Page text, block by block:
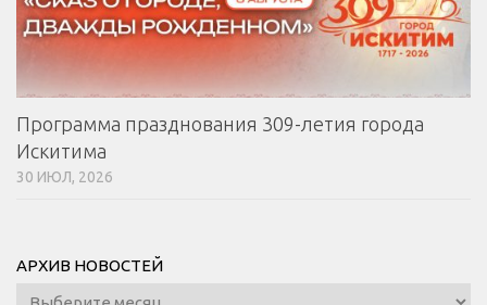
Программа празднования 309-летия города
Искитима
30 ИЮЛ, 2026
АРХИВ НОВОСТЕЙ
Архив